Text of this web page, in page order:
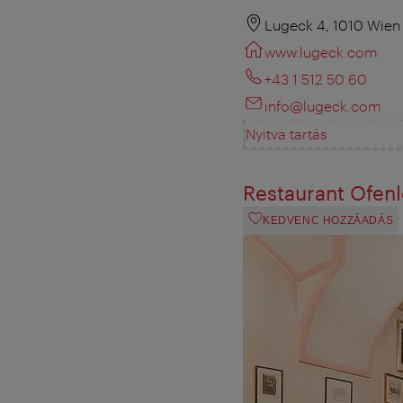
Lugeck 4, 1010 Wien
www.lugeck.com
+43 1 512 50 60
info@lugeck.com
Nyitva tartás
Restaurant
KEDVENC HOZZÁADÁS